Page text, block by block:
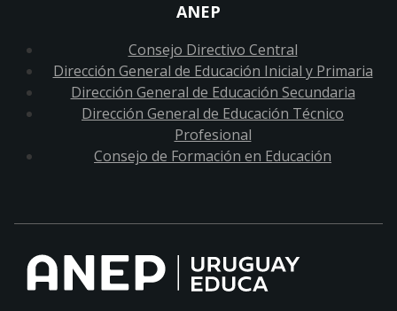
ANEP
Consejo Directivo Central
Dirección General de Educación Inicial y Primaria
Dirección General de Educación Secundaria
Dirección General de Educación Técnico
Profesional
Consejo de Formación en Educación